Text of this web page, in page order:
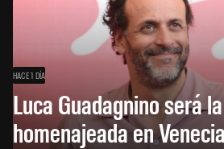
HACE 1 DÍA
Luca Guadagnino será
homenajeada en